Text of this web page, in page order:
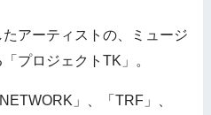
アーティストの、ミュージ
プロジェクトTK」。
」、「TRF」、